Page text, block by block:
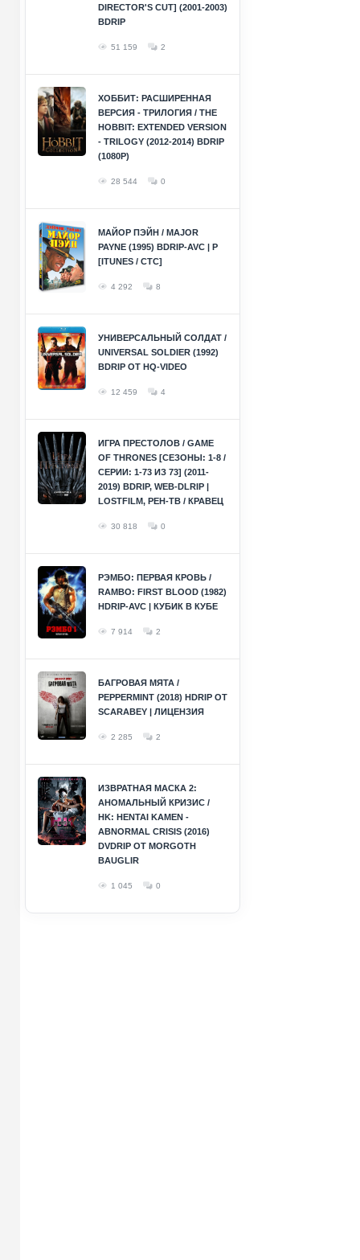
DIRECTOR'S CUT] (2001-2003)
BDRIP
51 159 2
ХОББИТ: РАСШИРЕННАЯ
ВЕРСИЯ - ТРИЛОГИЯ / THE
HOBBIT: EXTENDED VERSION
- TRILOGY (2012-2014) BDRIP
(1080P)
28 544 0
МАЙОР ПЭЙН / MAJOR
PAYNE (1995) BDRIP-AVC | P
[ITUNES / СТС]
4 292 8
УНИВЕРСАЛЬНЫЙ СОЛДАТ /
UNIVERSAL SOLDIER (1992)
BDRIP ОТ HQ-VIDEO
12 459 4
ИГРА ПРЕСТОЛОВ / GAME
OF THRONES [СЕЗОНЫ: 1-8 /
СЕРИИ: 1-73 ИЗ 73] (2011-
2019) BDRIP, WEB-DLRIP |
LOSTFILM, РЕН-ТВ / КРАВЕЦ
30 818 0
РЭМБО: ПЕРВАЯ КРОВЬ /
RAMBO: FIRST BLOOD (1982)
HDRIP-AVC | КУБИК В КУБЕ
7 914 2
БАГРОВАЯ МЯТА /
PEPPERMINT (2018) HDRIP ОТ
SCARABEY | ЛИЦЕНЗИЯ
2 285 2
ИЗВРАТНАЯ МАСКА 2:
АНОМАЛЬНЫЙ КРИЗИС /
HK: HENTAI KAMEN -
ABNORMAL CRISIS (2016)
DVDRIP ОТ MORGOTH
BAUGLIR
1 045 0